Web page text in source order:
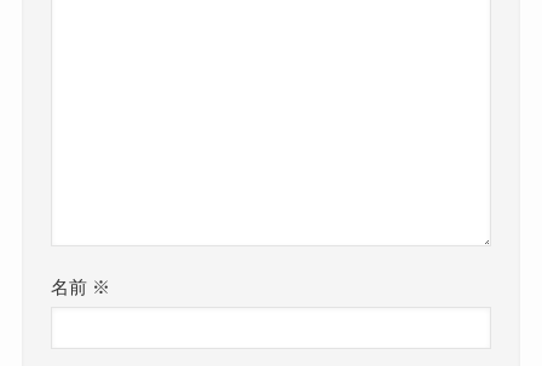
名前 ※